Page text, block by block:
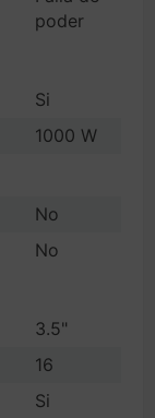
poder
Si
1000 W
No
No
3.5"
16
Si